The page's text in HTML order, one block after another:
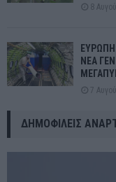
8
ΝΕΑ
7
ΔΗΜΟΦΙΛΕΊΣ